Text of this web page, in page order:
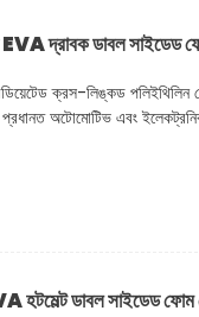
দ্রাবক ডাবল সাইডেড
ক্রস-লিঙ্কড পলিইথিলিন
প্রধানত অটোমোটিভ এবং
হটমেল্ট ডাবল সাইডেড ফোম